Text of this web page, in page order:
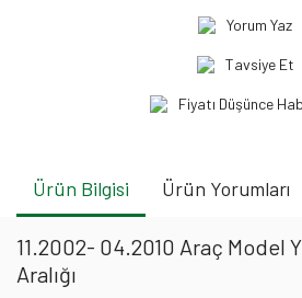
Yorum Yaz
Tavsiye Et
Fiyatı Düşünce
Ürün Bilgisi Ürün Yorumları
11.2002- 04.2010 Araç Model
Aralığı